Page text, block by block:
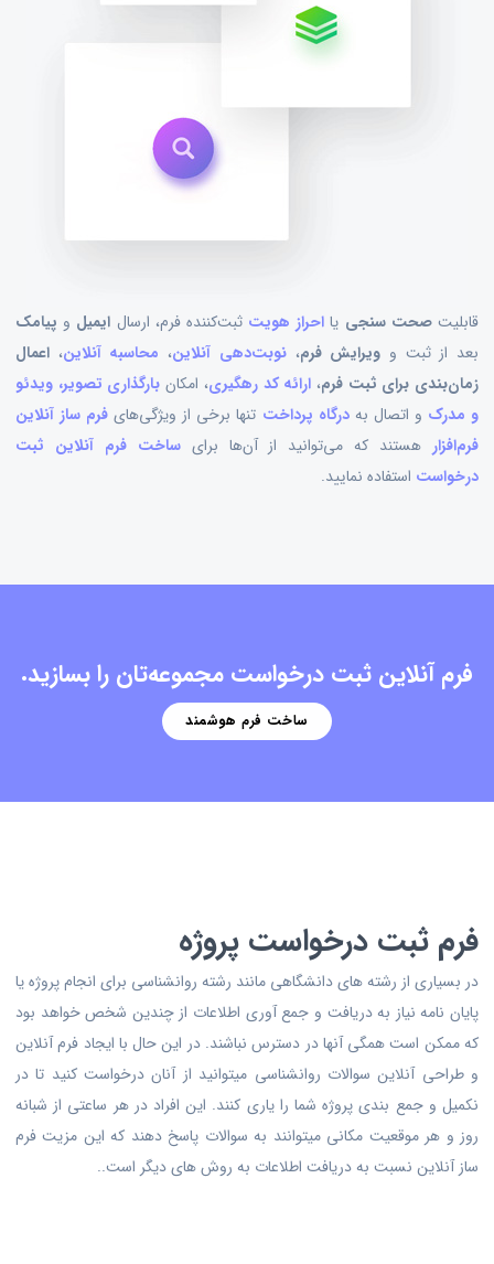
قابلیتصحت‌ سنجی یا احراز هویت ثبت‌کننده فرم، ارسال ایمیل و پیامک
بعد از ثبت و ویرایش فرم،نوبت‌دهی آنلاین، محاسبه آنلاین، اعمال
زمان‌بندی برای ثبت فرم، ارائه کد رهگیری، امکانبارگذاری تصویر، ویدئو
و مدرک و اتصال بهدرگاه پرداخت تنها برخی از ویژگی‌های فرم ساز آنلاین
فرم‌افزارهستند که می‌توانید از آن‌ها برایساخت فرم آنلاین ثبت
درخواست استفاده نمایید.
فرم آنلاین ثبت درخواست مجموعه‌تان را بسازید.
ساخت فرم هوشمند
فرم ثبت درخواست پروژه
در بسیاری از رشته های دانشگاهی مانند رشته روانشناسی برای انجام پروژه یا
پایان نامه نیاز به دریافت و جمع آوری اطلاعات از چندین شخص خواهد بود
که ممکن است همگی آنها در دسترس نباشند. در این حال با ایجاد فرم آنلاین
و طراحی آنلاین سوالات روانشناسی میتوانید از آنان درخواست کنید تا در
نکمیل و جمع بندی پروژه شما را یاری کنند. این افراد در هر ساعتی از شبانه
روز و هر موقعیت مکانی میتوانند به سوالات پاسخ دهند که این مزیت فرم
ساز آنلاین نسبت به دریافت اطلاعات به روش های دیگر است..